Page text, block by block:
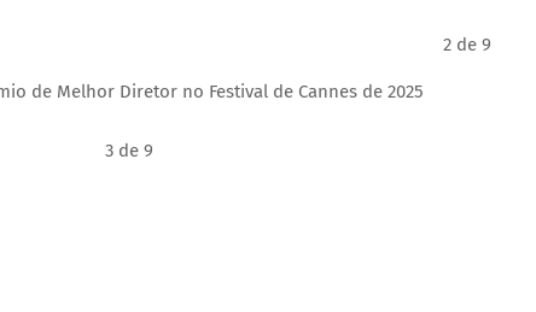
2 de 9
de Melhor Diretor no Festival de Cannes de 2025
3 de 9